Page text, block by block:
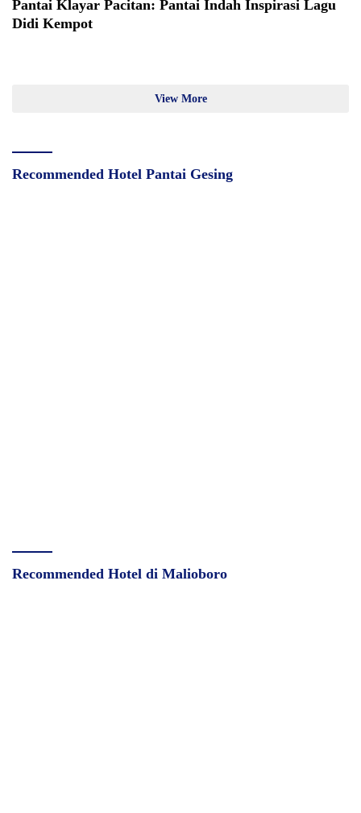
Pantai Klayar Pacitan: Pantai Indah Inspirasi Lagu
Didi Kempot
View More
Recommended Hotel Pantai Gesing
Recommended Hotel di Malioboro